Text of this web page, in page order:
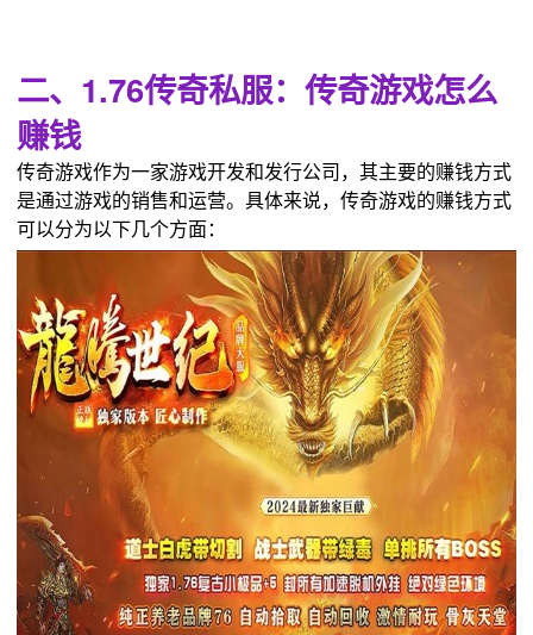
二、1.76传奇私服：传奇游戏怎么
赚钱
传奇游戏作为一家游戏开发和发行公司，其主要的赚钱方式
是通过游戏的销售和运营。具体来说，传奇游戏的赚钱方式
可以分为以下几个方面：